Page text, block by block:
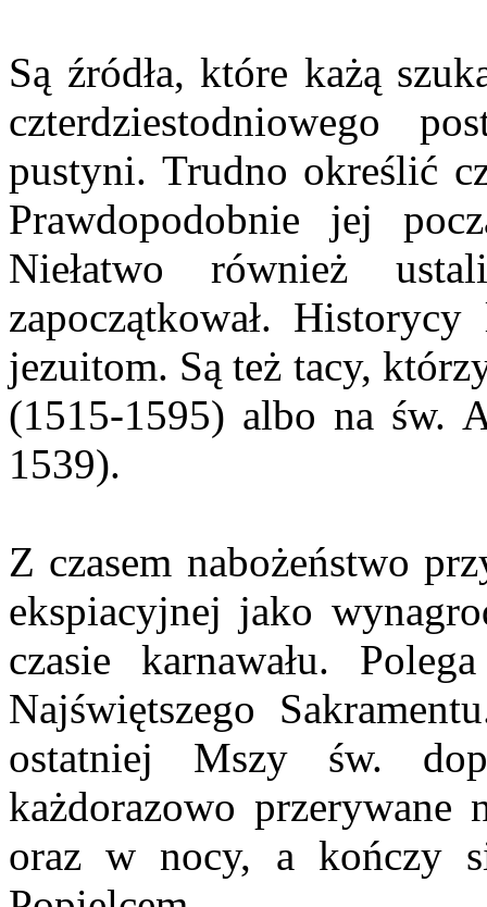
Są źródła, które każą
czterdziestodniowego
pustyni. Trudno określić
Prawdopodobnie jej
Niełatwo również
zapoczątkował.
jezuitom. Są też tacy,
(1515-1595) albo na św.
1539).
Z czasem nabożeństwo
ekspiacyjnej jako
czasie karnawału.
Najświętszego
ostatniej Mszy św.
każdorazowo przerywane
oraz w nocy, a kończy